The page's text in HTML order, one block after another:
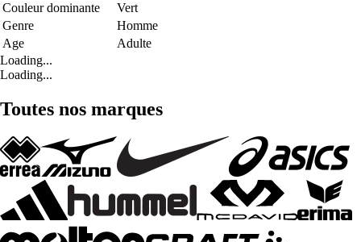
Couleur dominante
Vert
Genre
Homme
Age
Adulte
Loading...
Loading...
Toutes nos marques